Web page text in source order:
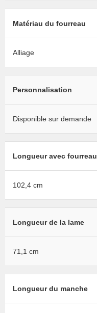
Matériau du fourreau
Alliage
Personnalisation
Disponible sur demande
Longueur avec fourreau
102,4 cm
Longueur de la lame
71,1 cm
Longueur du manche